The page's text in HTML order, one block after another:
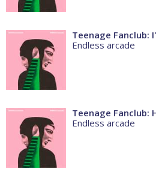
Teenage Fanclub:
Endless arcade
Teenage Fanclub:
Endless arcade